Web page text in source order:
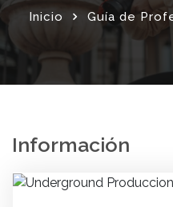
Inicio Guía de
Información